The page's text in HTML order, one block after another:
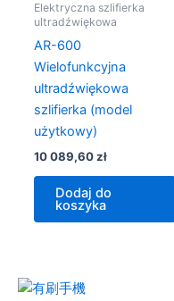
Elektryczna szlifierka
ultradźwiękowa
AR-600
Wielofunkcyjna
ultradźwiękowa
szlifierka (model
użytkowy)
10 089,60zł
Dodaj do
koszyka